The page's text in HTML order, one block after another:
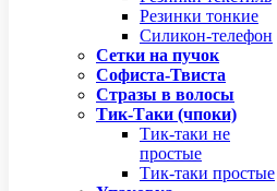
Резинки тонкие
Силикон-телефон
Сетки на пучок
Софиста-Твиста
Стразы в волосы
Тик-Таки (чпоки)
Тик-таки не
простые
Тик-таки простые